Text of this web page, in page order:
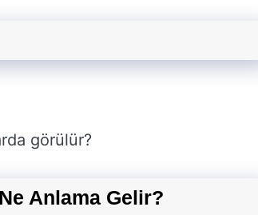
görülür?
Anlama Gelir?